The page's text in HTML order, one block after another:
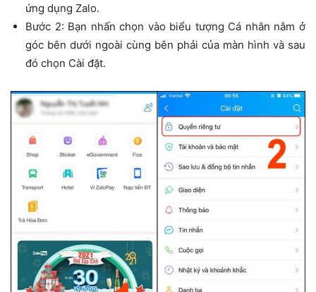
ứng dụng Zalo.
Bước 2: Bạn nhấn chọn vào biểu tượng Cá nhân nằm ở
góc bên dưới ngoài cùng bên phải của màn hình và sau
đó chọn Cài đặt.